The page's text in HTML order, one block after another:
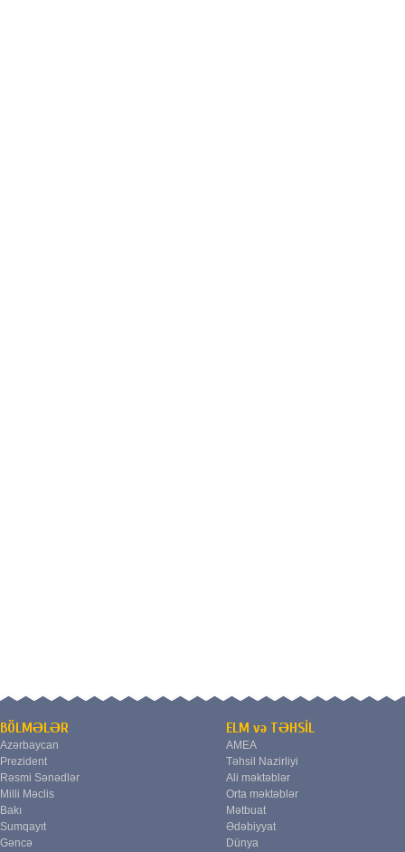
BÖLMƏLƏR
Azərbaycan
Prezident
Rəsmi Sənədlər
Milli Məclis
Bakı
Sumqayıt
Gəncə
ELM və TƏHSİL
AMEA
Təhsil Nazirliyi
Ali məktəblər
Orta məktəblər
Mətbuat
Ədəbiyyat
Dünya